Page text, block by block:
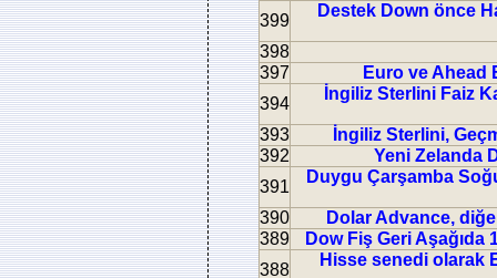
399
Destek Down önce
398
397
Euro ve Ahead
394
İngiliz Sterlini Faiz
393
İngiliz Sterlini,
392
Yeni Zelanda
391
Duygu Çarşamba
390
Dolar Advance,
389
Dow Fiş Geri
388
Hisse senedi olarak